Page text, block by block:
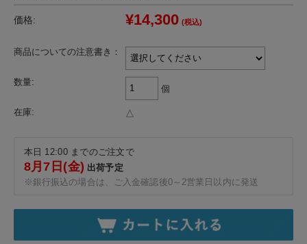
価格: ¥14,300 (税込)
商品についての注意書き：
数量:
個
在庫: △
本日 12:00 までのご注文で
8月7日(金)出荷予定
※銀行振込の場合は、ご入金確認後0～2営業日以内に発送